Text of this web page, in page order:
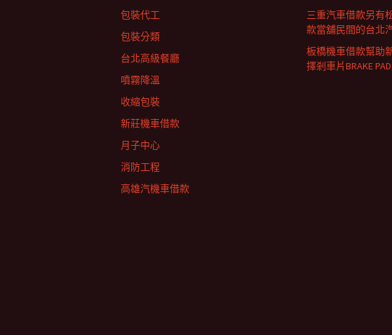
三重汽車借款另有
款當舖民間的台北
板橋機車借款幫助
擇剎車片BRAKE
包裝代工
包裝分類
台北高級餐廳
噴霧降溫
收縮包裝
新莊機車借款
月子中心
消防工程
高雄汽機車借款